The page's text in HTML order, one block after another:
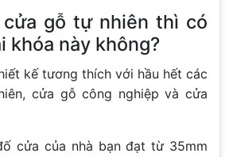
gỗ tự nhiên thì có
khóa này không?
kế tương thích với hầu hết các
cửa gỗ công nghiệp và cửa
cửa của nhà bạn đạt từ 35mm